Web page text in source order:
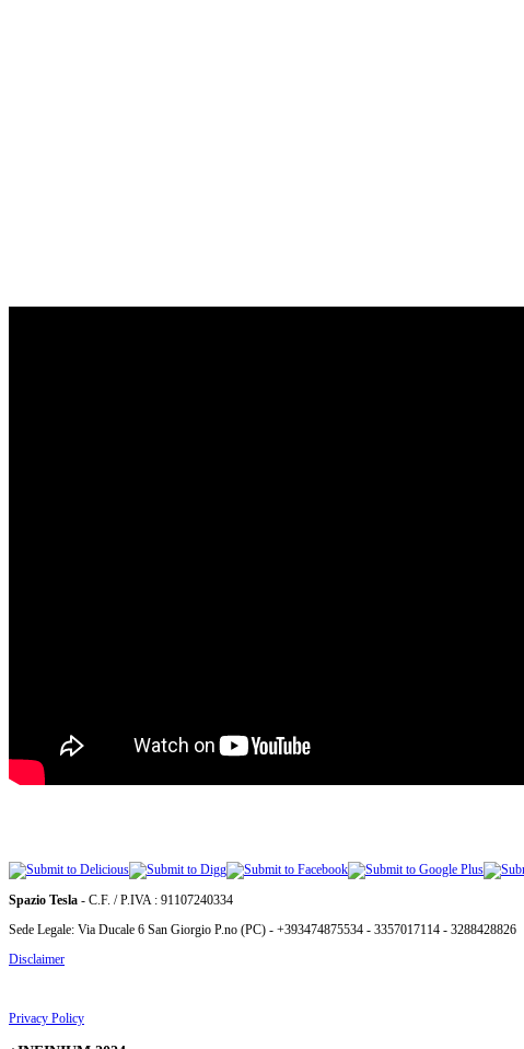
Spazio Tesla - C.F. / P.IVA : 91107240334
Sede Legale: Via Ducale 6 San Giorgio P.no (PC) - +393474875534 - 3357017114 - 3288428826
Disclaimer
Privacy Policy